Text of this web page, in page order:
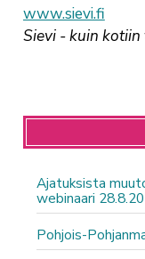
www.sievi.fi
Sievi - kuin
Ajatuksista
webinaari
Pohjois-